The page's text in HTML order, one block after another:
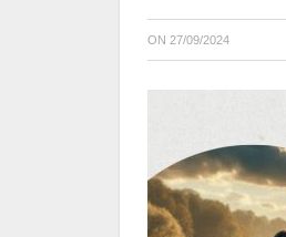
ON 27/09/2024